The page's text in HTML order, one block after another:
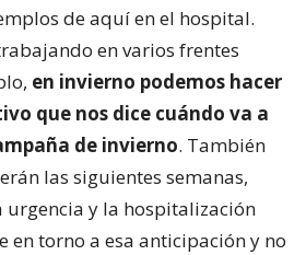
de aquí en el hospital.
en varios frentes
en invierno podemos hacer
que nos dice cuándo va a
de invierno. También
las siguientes semanas,
urgencia y la hospitalización
en torno a esa anticipación y no